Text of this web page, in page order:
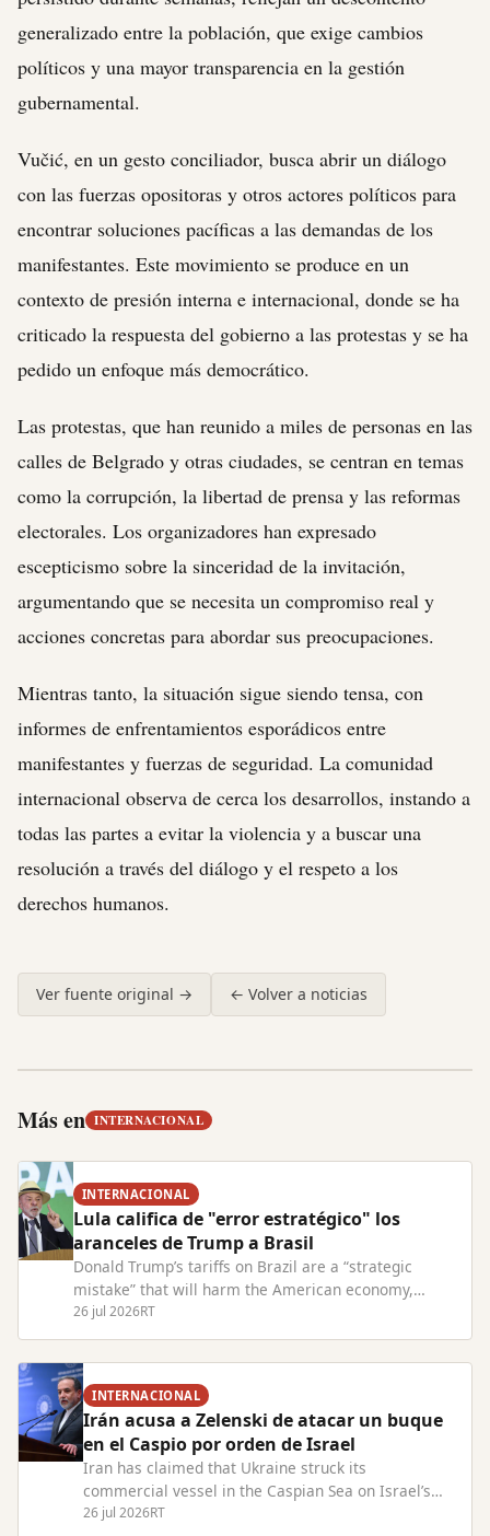
generalizado entre la población, que exige cambios
políticos y una mayor transparencia en la gestión
gubernamental.
Vučić, en un gesto conciliador, busca abrir un diálogo
con las fuerzas opositoras y otros actores políticos para
encontrar soluciones pacíficas a las demandas de los
manifestantes. Este movimiento se produce en un
contexto de presión interna e internacional, donde se ha
criticado la respuesta del gobierno a las protestas y se ha
pedido un enfoque más democrático.
Las protestas, que han reunido a miles de personas en las
calles de Belgrado y otras ciudades, se centran en temas
como la corrupción, la libertad de prensa y las reformas
electorales. Los organizadores han expresado
escepticismo sobre la sinceridad de la invitación,
argumentando que se necesita un compromiso real y
acciones concretas para abordar sus preocupaciones.
Mientras tanto, la situación sigue siendo tensa, con
informes de enfrentamientos esporádicos entre
manifestantes y fuerzas de seguridad. La comunidad
internacional observa de cerca los desarrollos, instando a
todas las partes a evitar la violencia y a buscar una
resolución a través del diálogo y el respeto a los
derechos humanos.
Ver fuente original → ← Volver a noticias
Más en INTERNACIONAL
INTERNACIONAL
Lula califica de "error estratégico" los
aranceles de Trump a Brasil
Donald Trump’s tariffs on Brazil are a “strategic
mistake” that will harm the American economy,
President Lula has warned. Read Full Article at
RT.com
26 jul 2026RT
INTERNACIONAL
Irán acusa a Zelenski de atacar un buque
en el Caspio por orden de Israel
Iran has claimed that Ukraine struck its
commercial vessel in the Caspian Sea on Israel’s
behalf Read Full Article at RT.com
26 jul 2026RT